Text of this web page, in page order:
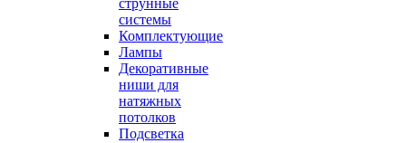
струнные
системы
Комплектующие
Лампы
Декоративные
ниши для
натяжных
потолков
Подсветка